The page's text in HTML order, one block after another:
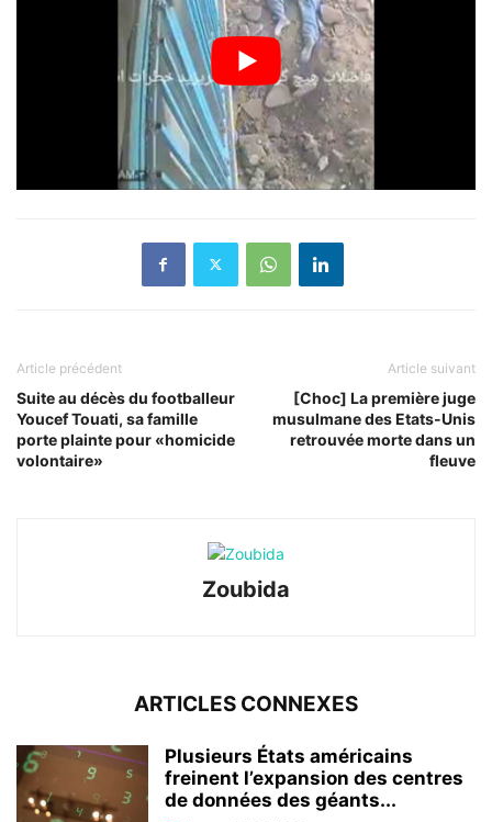
Article précédent
Suite au décès du footballeur
Youcef Touati, sa famille
porte plainte pour «homicide
volontaire»
Article suivant
[Choc] La première juge
musulmane des Etats-Unis
retrouvée morte dans un
fleuve
Zoubida
ARTICLES CONNEXES
Plusieurs États américains
freinent l’expansion des centres
de données des géants...